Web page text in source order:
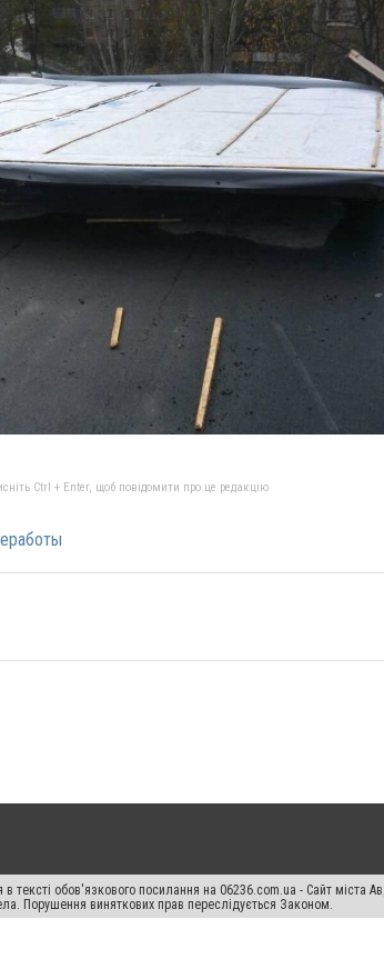
Ctrl + Enter, щоб повідомити про це редакцію
обов'язкового посилання на 06236.com.ua - Сайт міста
Порушення виняткових прав переслідується Законом.